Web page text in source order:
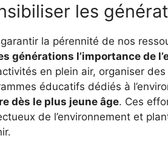
les
la pérennité de nos
générations l’importance de
en plein air, organiser
éducatifs dédiés à
dès le plus jeune âge. Ces
de l’environnement et